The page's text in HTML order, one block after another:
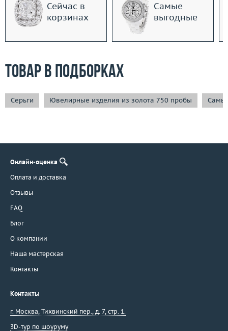
Сейчас в
корзинах
Самые
выгодные
Товар в подборках
Серьги Ювелирные изделия из золота 750 пробы
Онлайн-оценка
Оплата и доставка
Отзывы
FAQ
Блог
О компании
Наша мастерская
Контакты
Контакты
г. Москва, Тихвинский пер., д. 7, стр. 1.
3D-тур по шоуруму